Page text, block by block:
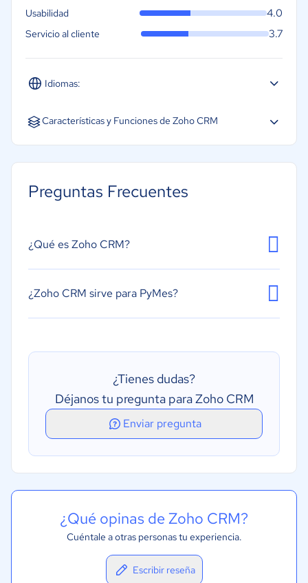
Idiomas:
Español Inglés Portugués
Usabilidad 4.0
Servicio al cliente 3.7
Características y Funciones de Zoho CRM
Integración de automatización de marketing
Marketing por correo electrónico
Gestión de tareas
Segmentación
Preguntas Frecuentes
¿Qué es Zoho CRM?
¿Zoho CRM sirve para PyMes?
¿Tienes dudas?
Déjanos tu pregunta para Zoho CRM
Enviar pregunta
¿Qué opinas de Zoho CRM?
Cuéntale a otras personas tu experiencia.
Escribir reseña